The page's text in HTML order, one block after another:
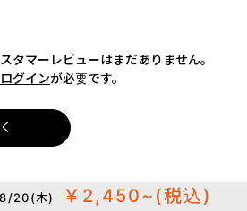
タマーレビューはまだありません。
ログインが必要です。
20(木) ￥2,450~ (税込)